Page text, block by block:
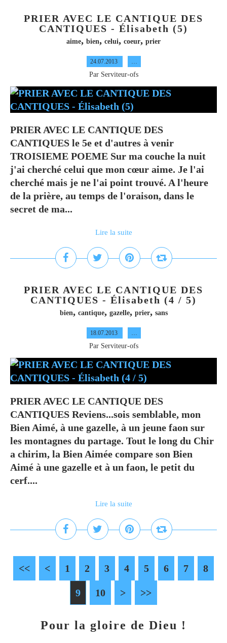
PRIER AVEC LE CANTIQUE DES
CANTIQUES - Élisabeth (5)
aime, bien, celui, coeur, prier
24.07.2013 …
Par Serviteur-ofs
PRIER AVEC LE CANTIQUE DES
CANTIQUES le 5e et d'autres à venir
TROISIEME POEME Sur ma couche la nuit
j'ai cherché celui que mon cœur aime. Je l'ai
cherché mais je ne l'ai point trouvé. A l'heure
de la prière, au temps de l'oraison, dans le
secret de ma...
Lire la suite
PRIER AVEC LE CANTIQUE DES
CANTIQUES - Élisabeth (4 / 5)
bien, cantique, gazelle, prier, sans
18.07.2013 …
Par Serviteur-ofs
PRIER AVEC LE CANTIQUE DES
CANTIQUES Reviens...sois semblable, mon
Bien Aimé, à une gazelle, à un jeune faon sur
les montagnes du partage. Tout le long du Chir
a chirim, la Bien Aimée compare son Bien
Aimé à une gazelle et à un faon, le petit du
cerf....
Lire la suite
<< < 1 2 3 4 5 6 7 8
9 10 > >>
Pour la gloire de Dieu !